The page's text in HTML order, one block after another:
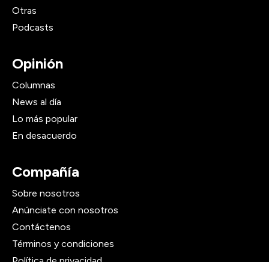
Otras
Podcasts
Opinión
Columnas
News al día
Lo más popular
En desacuerdo
Compañía
Sobre nosotros
Anúnciate con nosotros
Contáctenos
Términos y condiciones